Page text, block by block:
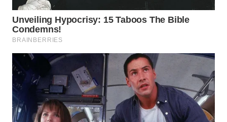
DEPOK
WN
TAPANULI
UTARA
SAMOSIR